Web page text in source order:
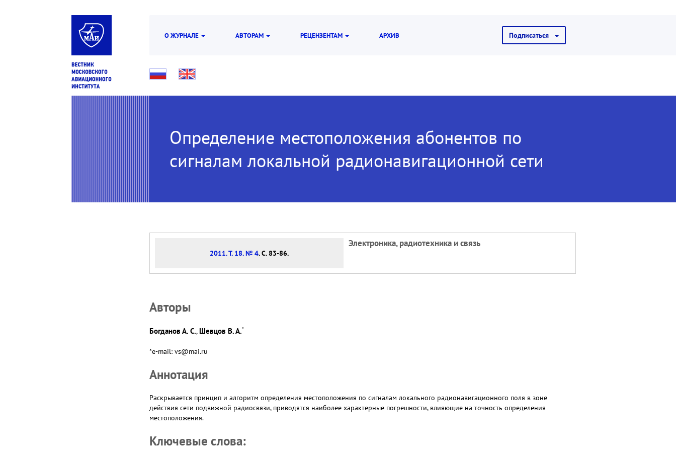
О ЖУРНАЛЕ АВТОРАМ РЕЦЕНЗЕНТАМ АРХИВ Подписаться
Определение местоположения абонентов по
сигналам локальной радионавигационной сети
2011. Т. 18. № 4. С. 83-86.
Электроника, радиотехника и связь
Авторы
Богданов А. С.,Шевцов В. А.*
*e-mail: vs@mai.ru
Аннотация
Раскрывается принцип и алгоритм определения местоположения по сигналам локального радионавигационного поля в зоне
действия сети подвижной радиосвязи, приводятся наиболее характерные погрешности, влияющие на точность определения
местоположения.
Ключевые слова: